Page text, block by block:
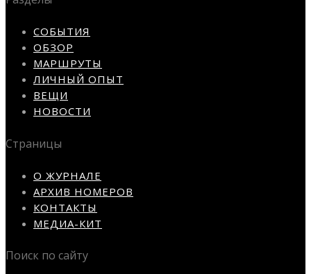
СОБЫТИЯ
ОБЗОР
МАРШРУТЫ
ЛИЧНЫЙ ОПЫТ
ВЕЩИ
НОВОСТИ
Страницы
О ЖУРНАЛЕ
АРХИВ НОМЕРОВ
КОНТАКТЫ
МЕДИА-КИТ
Поиск по сайту